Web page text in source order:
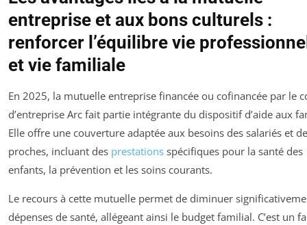
entreprise et aux bons culturels :
renforcer l’équilibre vie
et vie familiale
En 2025, la mutuelle entreprise financée ou cofinancée par le
d’entreprise Arc fait partie intégrante du dispositif d’aide aux
Elle offre une couverture adaptée aux besoins des salariés et
proches, incluant des prestations spécifiques pour la santé des
enfants, la prévention et les soins courants.
Le recours à cette mutuelle permet de diminuer
dépenses de santé, allégeant ainsi le budget familial. C’est un